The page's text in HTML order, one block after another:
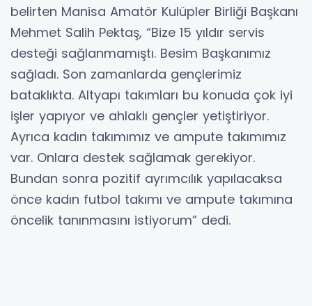
belirten Manisa Amatör Kulüpler Birliği Başkanı
Mehmet Salih Pektaş, “Bize 15 yıldır servis
desteği sağlanmamıştı. Besim Başkanımız
sağladı. Son zamanlarda gençlerimiz
bataklıkta. Altyapı takımları bu konuda çok iyi
işler yapıyor ve ahlaklı gençler yetiştiriyor.
Ayrıca kadın takımımız ve ampute takımımız
var. Onlara destek sağlamak gerekiyor.
Bundan sonra pozitif ayrımcılık yapılacaksa
önce kadın futbol takımı ve ampute takımına
öncelik tanınmasını istiyorum” dedi.